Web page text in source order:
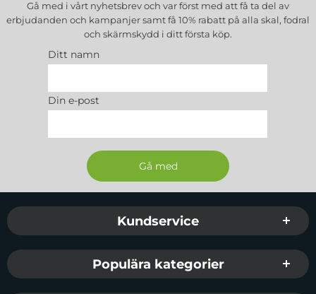
Gå med i vårt nyhetsbrev och var först med att få ta del av
erbjudanden och kampanjer samt få 10% rabatt på alla skal, fodral
och skärmskydd i ditt första köp.
Ditt namn
Din e-post
Sidfot Blandad info och länkar
Kundservice
Populära kategorier